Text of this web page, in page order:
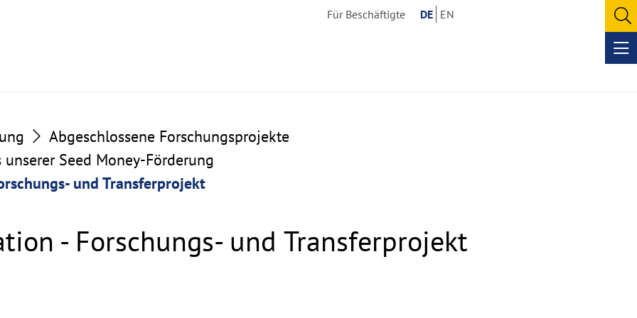
Für Beschäftigte DE EN
Abgeschlossene Forschungsprojekte
Seed Money-Förderung
und Transferprojekt
- Forschungs- und Transferprojekt